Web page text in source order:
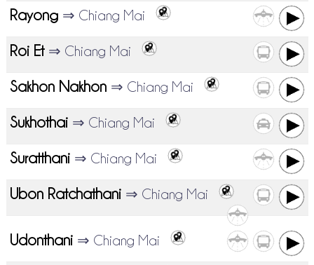
Rayong ⇒ Chiang Mai
Roi Et ⇒ Chiang Mai
Sakhon Nakhon ⇒ Chiang Mai
Sukhothai ⇒ Chiang Mai
Suratthani ⇒ Chiang Mai
Ubon Ratchathani ⇒ Chiang Mai
Udonthani ⇒ Chiang Mai